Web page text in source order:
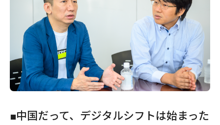
■中国だって、デジタルシフトは始まった